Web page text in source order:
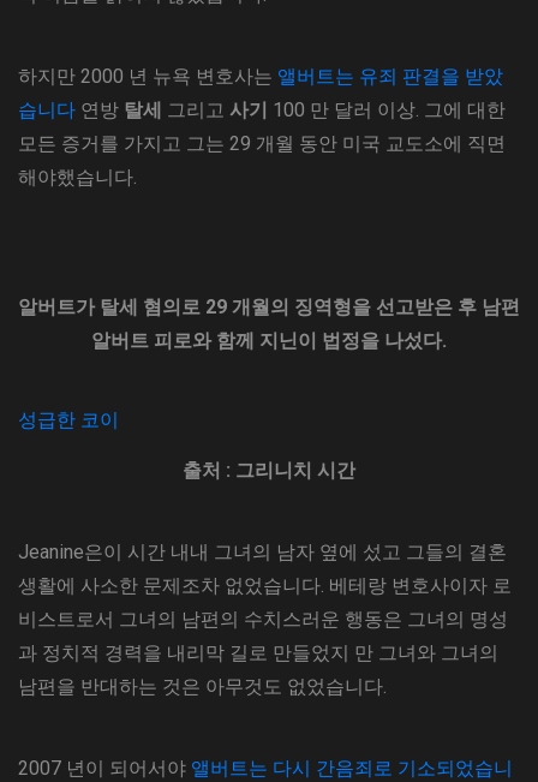
하지만 2000 년 뉴욕 ​​변호사는 앨버트는 유죄 판결을 받았
습니다 연방 탈세 그리고 사기
100 만 달러 이상. 그에 대한
모든 증거를 가지고 그는 29 개월 동안 미국 교도소에 직면
해야했습니다.
알버트가 탈세 혐의로 29 개월의 징역형을 선고받은 후 남편
알버트 피로와 함께 지닌이 법정을 나섰다.
성급한 코이
출처 : 그리니치 시간
Jeanine은이 시간 내내 그녀의 남자 옆에 섰고 그들의 결혼
생활에 사소한 문제조차 없었습니다. 베테랑 변호사이자 로
비스트로서 그녀의 남편의 수치스러운 행동은 그녀의 명성
과 정치적 경력을 내리막 길로 만들었지 만 그녀와 그녀의
남편을 반대하는 것은 아무것도 없었습니다.
2007 년이 되어서야 앨버트는 다시 간음죄로 기소되었습니